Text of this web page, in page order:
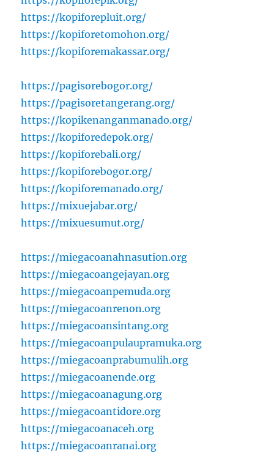
https://kopiforepluit.org/
https://kopiforetomohon.org/
https://kopiforemakassar.org/
https://pagisorebogor.org/
https://pagisoretangerang.org/
https://kopikenanganmanado.org/
https://kopiforedepok.org/
https://kopiforebali.org/
https://kopiforebogor.org/
https://kopiforemanado.org/
https://mixuejabar.org/
https://mixuesumut.org/
https://miegacoanahnasution.org
https://miegacoangejayan.org
https://miegacoanpemuda.org
https://miegacoanrenon.org
https://miegacoansintang.org
https://miegacoanpulaupramuka.org
https://miegacoanprabumulih.org
https://miegacoanende.org
https://miegacoanagung.org
https://miegacoantidore.org
https://miegacoanaceh.org
https://miegacoanranai.org